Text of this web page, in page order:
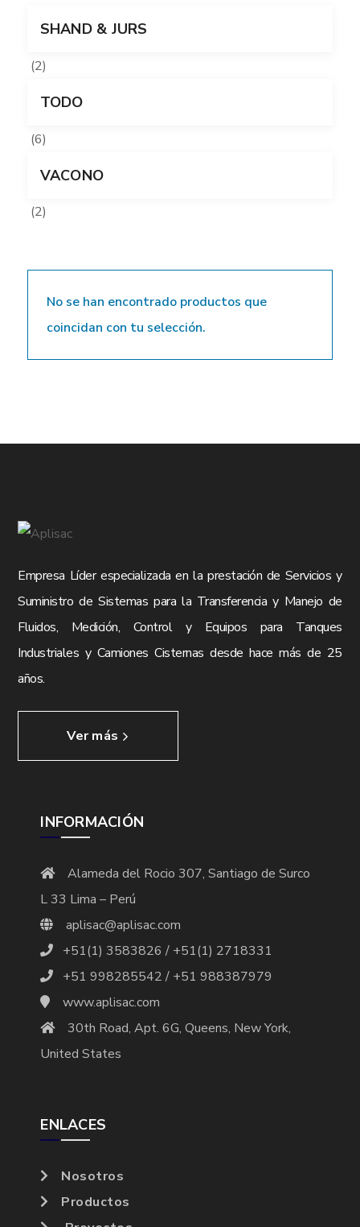
SHAND & JURS
(2)
TODO
(6)
VACONO
(2)
No se han encontrado productos que
coincidan con tu selección.
Empresa Líder especializada en la prestación de Servicios y
Suministro de Sistemas para la Transferencia y Manejo de
Fluidos, Medición, Control y Equipos para Tanques
Industriales y Camiones Cisternas desde hace más de 25
años.
Ver más
INFORMACIÓN
Alameda del Rocio 307, Santiago de Surco
L 33 Lima – Perú
aplisac@aplisac.com
+51(1) 3583826 / +51(1) 2718331
+51 998285542 / +51 988387979
www.aplisac.com
30th Road, Apt. 6G, Queens, New York,
United States
ENLACES
Nosotros
Productos